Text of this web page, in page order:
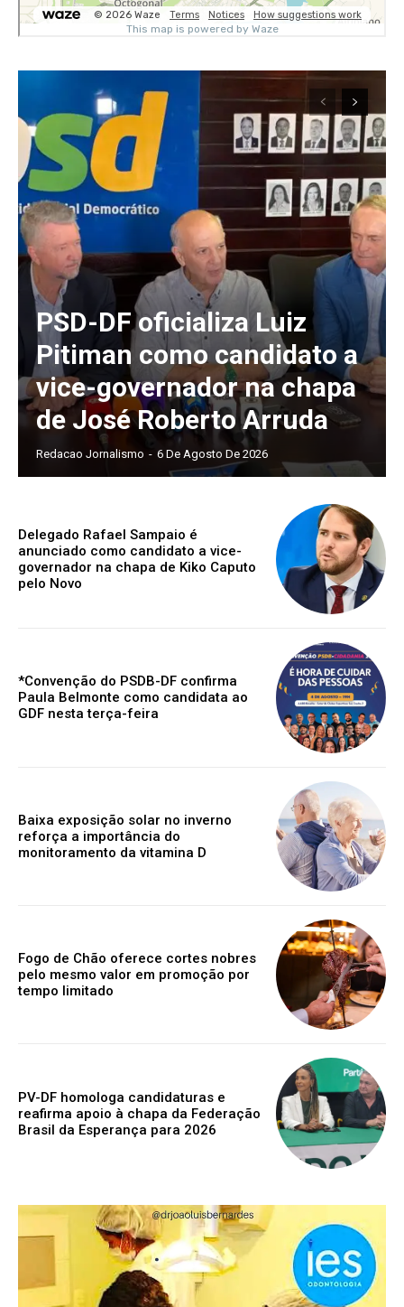
PSD-DF oficializa Luiz
Pitiman como candidato a
vice-governador na chapa
de José Roberto Arruda
Redacao Jornalismo - 6 De Agosto De 2026
Delegado Rafael Sampaio é
anunciado como candidato a vice-
governador na chapa de Kiko Caputo
pelo Novo
*Convenção do PSDB-DF confirma
Paula Belmonte como candidata ao
GDF nesta terça-feira
Baixa exposição solar no inverno
reforça a importância do
monitoramento da vitamina D
Fogo de Chão oferece cortes nobres
pelo mesmo valor em promoção por
tempo limitado
PV-DF homologa candidaturas e
reafirma apoio à chapa da Federação
Brasil da Esperança para 2026